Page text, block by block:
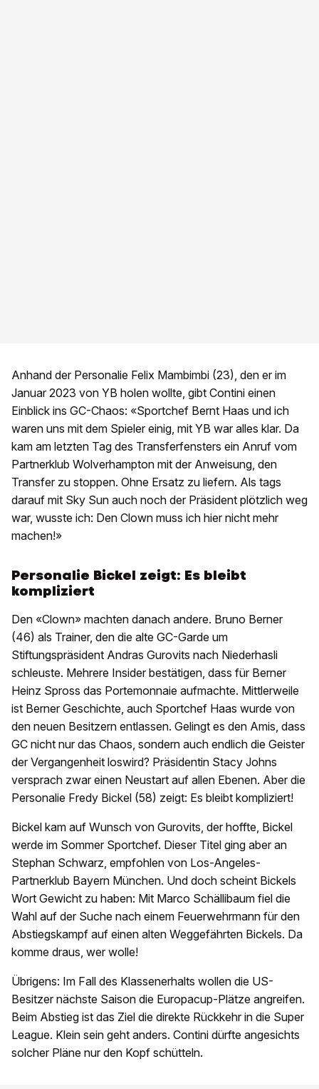
Anhand der Personalie Felix Mambimbi (23), den er im
Januar 2023 von YB holen wollte, gibt Contini einen
Einblick ins GC-Chaos: «Sportchef Bernt Haas und ich
waren uns mit dem Spieler einig, mit YB war alles klar. Da
kam am letzten Tag des Transferfensters ein Anruf vom
Partnerklub Wolverhampton mit der Anweisung, den
Transfer zu stoppen. Ohne Ersatz zu liefern. Als tags
darauf mit Sky Sun auch noch der Präsident plötzlich weg
war, wusste ich: Den Clown muss ich hier nicht mehr
machen!»
Personalie Bickel zeigt: Es bleibt
kompliziert
Den «Clown» machten danach andere. Bruno Berner
(46) als Trainer, den die alte GC-Garde um
Stiftungspräsident Andras Gurovits nach Niederhasli
schleuste. Mehrere Insider bestätigen, dass für Berner
Heinz Spross das Portemonnaie aufmachte. Mittlerweile
ist Berner Geschichte, auch Sportchef Haas wurde von
den neuen Besitzern entlassen. Gelingt es den Amis, dass
GC nicht nur das Chaos, sondern auch endlich die Geister
der Vergangenheit loswird? Präsidentin Stacy Johns
versprach zwar einen Neustart auf allen Ebenen. Aber die
Personalie Fredy Bickel (58) zeigt: Es bleibt kompliziert!
Bickel kam auf Wunsch von Gurovits, der hoffte, Bickel
werde im Sommer Sportchef. Dieser Titel ging aber an
Stephan Schwarz, empfohlen von Los-Angeles-
Partnerklub Bayern München. Und doch scheint Bickels
Wort Gewicht zu haben: Mit Marco Schällibaum fiel die
Wahl auf der Suche nach einem Feuerwehrmann für den
Abstiegskampf auf einen alten Weggefährten Bickels. Da
komme draus, wer wolle!
Übrigens: Im Fall des Klassenerhalts wollen die US-
Besitzer nächste Saison die Europacup-Plätze angreifen.
Beim Abstieg ist das Ziel die direkte Rückkehr in die Super
League. Klein sein geht anders. Contini dürfte angesichts
solcher Pläne nur den Kopf schütteln.